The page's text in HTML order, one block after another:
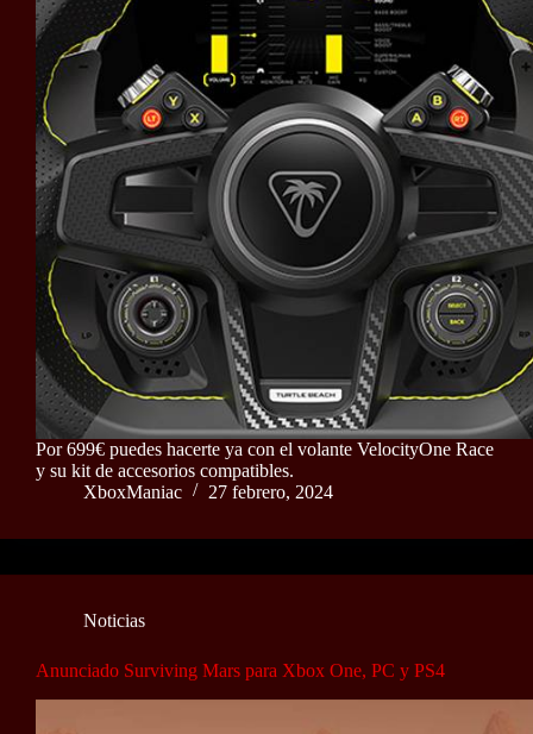
Por 699€ puedes hacerte ya con el volante VelocityOne Race
y su kit de accesorios compatibles.
XboxManiac
27 febrero, 2024
Noticias
Anunciado Surviving Mars para Xbox One, PC y PS4